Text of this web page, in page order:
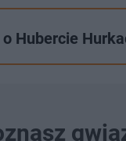
Hubercie